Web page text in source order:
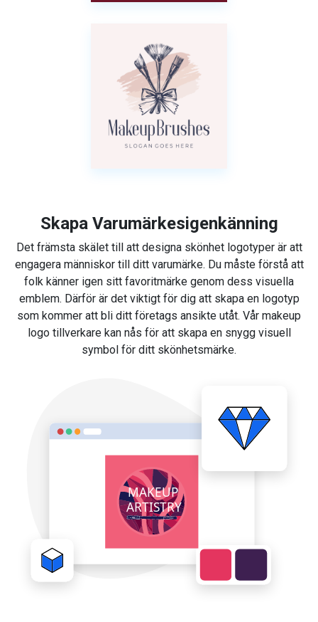
Skapa Varumärkesigenkänning
Det främsta skälet till att designa skönhet logotyper är att
engagera människor till ditt varumärke. Du måste förstå att
folk känner igen sitt favoritmärke genom dess visuella
emblem. Därför är det viktigt för dig att skapa en logotyp
som kommer att bli ditt företags ansikte utåt. Vår makeup
logo tillverkare kan nås för att skapa en snygg visuell
symbol för ditt skönhetsmärke.